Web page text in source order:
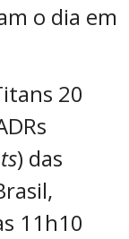
o dia em
20
) das
11h10